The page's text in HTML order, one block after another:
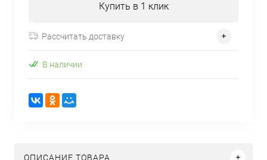
Купить в 1 клик
Рассчитать доставку
В наличии
ОПИСАНИЕ ТОВАРА